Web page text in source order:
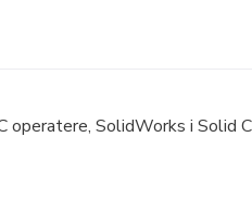
operatere, SolidWorks i Solid